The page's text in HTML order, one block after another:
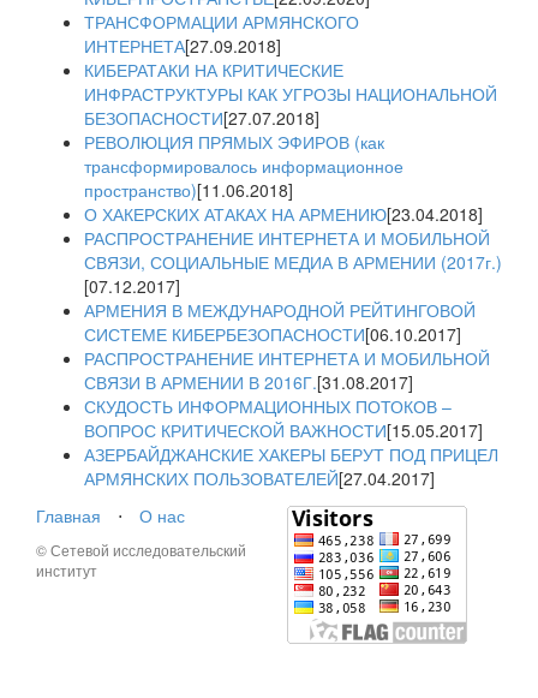
ТРАНСФОРМАЦИИ АРМЯНСКОГО
ИНТЕРНЕТА[27.09.2018]
КИБЕРАТАКИ НА КРИТИЧЕСКИЕ
ИНФРАСТРУКТУРЫ КАК УГРОЗЫ НАЦИОНАЛЬНОЙ
БЕЗОПАСНОСТИ[27.07.2018]
РЕВОЛЮЦИЯ ПРЯМЫХ ЭФИРОВ (как
трансформировалось информационное
пространство)[11.06.2018]
О ХАКЕРСКИХ АТАКАХ НА АРМЕНИЮ[23.04.2018]
РАСПРОСТРАНЕНИЕ ИНТЕРНЕТА И МОБИЛЬНОЙ
СВЯЗИ, СОЦИАЛЬНЫЕ МЕДИА В АРМЕНИИ (2017г.)
[07.12.2017]
АРМЕНИЯ В МЕЖДУНАРОДНОЙ РЕЙТИНГОВОЙ
СИСТЕМЕ КИБЕРБЕЗОПАСНОСТИ[06.10.2017]
РАСПРОСТРАНЕНИЕ ИНТЕРНЕТА И МОБИЛЬНОЙ
СВЯЗИ В АРМЕНИИ В 2016Г.[31.08.2017]
СКУДОСТЬ ИНФОРМАЦИОННЫХ ПОТОКОВ –
ВОПРОС КРИТИЧЕСКОЙ ВАЖНОСТИ[15.05.2017]
АЗЕРБАЙДЖАНСКИЕ ХАКЕРЫ БЕРУТ ПОД ПРИЦЕЛ
АРМЯНСКИХ ПОЛЬЗОВАТЕЛЕЙ[27.04.2017]
Главная
⋅ О нас
© Сетевой исследовательский
институт